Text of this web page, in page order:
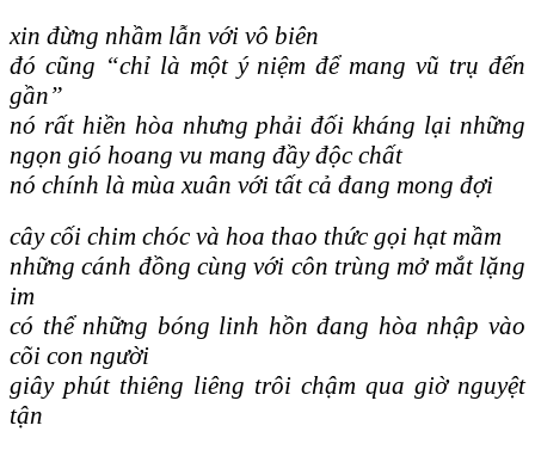
xin đừng nhầm lẫn với vô biên
đó cũng “chỉ là một ý niệm để mang vũ trụ đến
gần”
nó rất hiền hòa nhưng phải đối kháng lại những
ngọn gió hoang vu mang đầy độc chất
nó chính là mùa xuân với tất cả đang mong đợi
cây cối chim chóc và hoa thao thức gọi hạt mầm
những cánh đồng cùng với côn trùng mở mắt lặng
im
có thể những bóng linh hồn đang hòa nhập vào
cõi con người
giây phút thiêng liêng trôi chậm qua giờ nguyệt
tận